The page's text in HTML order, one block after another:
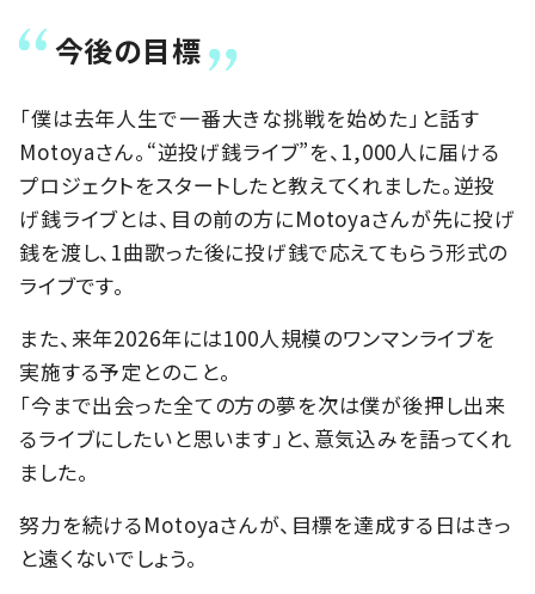
今後の目標
「僕は去年人生で一番大きな挑戦を始めた」と話す
Motoyaさん。“逆投げ銭ライブ”を、1,000人に届ける
プロジェクトをスタートしたと教えてくれました。逆投
げ銭ライブとは、目の前の方にMotoyaさんが先に投げ
銭を渡し、1曲歌った後に投げ銭で応えてもらう形式の
ライブです。
また、来年2026年には100人規模のワンマンライブを
実施する予定とのこと。
「今まで出会った全ての方の夢を次は僕が後押し出来
るライブにしたいと思います」と、意気込みを語ってくれ
ました。
努力を続けるMotoyaさんが、目標を達成する日はきっ
と遠くないでしょう。